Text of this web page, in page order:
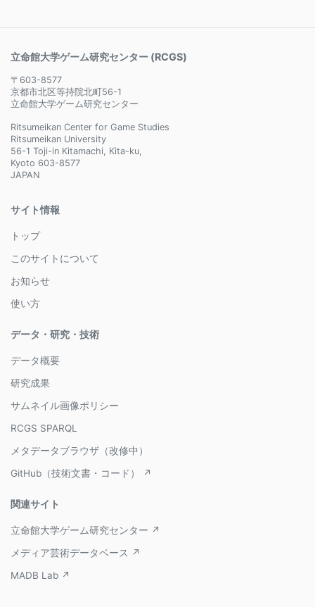
立命館大学ゲーム研究センター (RCGS)
〒603-8577
京都市北区等持院北町56-1
立命館大学ゲーム研究センター
Ritsumeikan Center for Game Studies
Ritsumeikan University
56-1 Toji-in Kitamachi, Kita-ku,
Kyoto 603-8577
JAPAN
サイト情報
トップ
このサイトについて
お知らせ
使い方
データ・研究・技術
データ概要
研究成果
サムネイル画像ポリシー
RCGS SPARQL
メタデータブラウザ（改修中）
GitHub（技術文書・コード） ↗
関連サイト
立命館大学ゲーム研究センター ↗
メディア芸術データベース ↗
MADB Lab ↗